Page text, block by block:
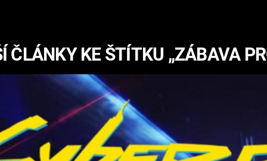
KINGDOM
COME:
DELIVERANCE
ESPORT
ČLÁNKY KE ŠTÍTKU „ZÁBAVA